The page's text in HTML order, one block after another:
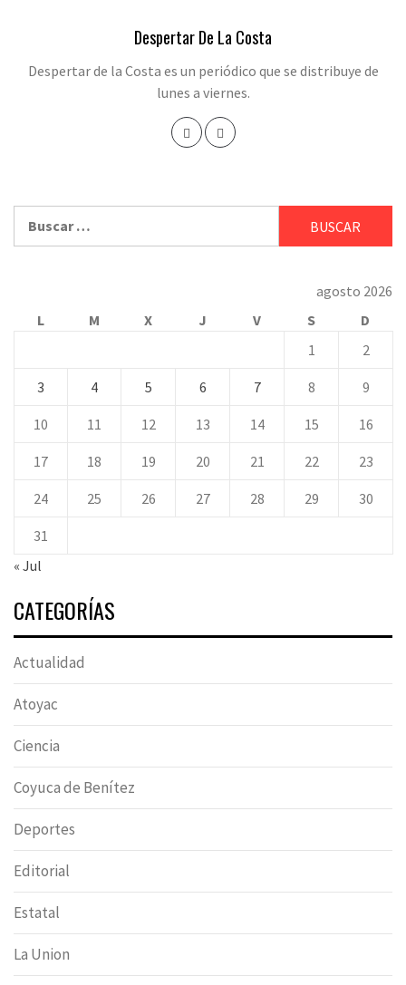
Despertar De La Costa
Despertar de la Costa es un periódico que se distribuye de
lunes a viernes.
agosto 2026
L
M X J V S
D
1
2
3 4 5 6 7 8 9
10 11 12 13 14 15 16
17 18 19 20 21 22 23
24 25 26 27 28 29 30
31
« Jul
CATEGORÍAS
Actualidad
Atoyac
Ciencia
Coyuca de Benítez
Deportes
Editorial
Estatal
La Union